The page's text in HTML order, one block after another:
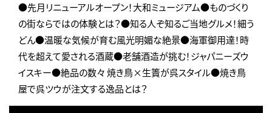
●先月リニューアルオープン！大和ミュージアム●ものづくり
の街ならではの体験とは？●知る人ぞ知るご当地グルメ！細う
どん●温暖な気候が育む風光明媚な絶景●海軍御用達！時
代を超えて愛される酒蔵●老舗酒造が挑む！ジャパニーズウ
イスキー●絶品の数々 焼き鳥×生簀が呉スタイル●焼き鳥
屋で呉ツウが注文する逸品とは？